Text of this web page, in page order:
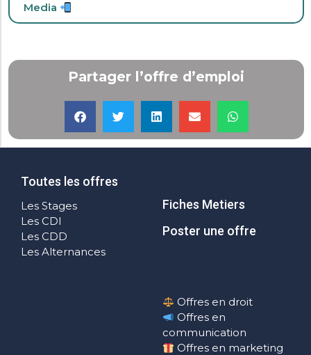
Media
Partager l’offre d’emploi
Toutes les offres
Les Stages
Les CDI
Les CDD
Les Alternances
Fiches Metiers
Poster une offre
Offres en droit
Offres en
communication
Offres en marketing